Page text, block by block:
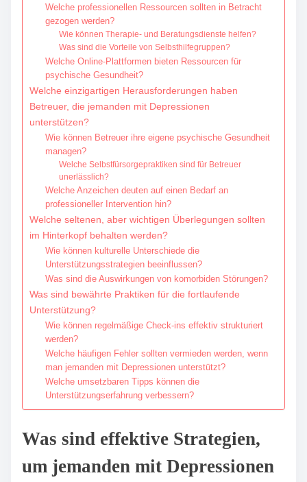
Welche professionellen Ressourcen sollten in Betracht
gezogen werden?
Wie können Therapie- und Beratungsdienste helfen?
Was sind die Vorteile von Selbsthilfegruppen?
Welche Online-Plattformen bieten Ressourcen für
psychische Gesundheit?
Welche einzigartigen Herausforderungen haben
Betreuer, die jemanden mit Depressionen
unterstützen?
Wie können Betreuer ihre eigene psychische Gesundheit
managen?
Welche Selbstfürsorgepraktiken sind für Betreuer
unerlässlich?
Welche Anzeichen deuten auf einen Bedarf an
professioneller Intervention hin?
Welche seltenen, aber wichtigen Überlegungen sollten
im Hinterkopf behalten werden?
Wie können kulturelle Unterschiede die
Unterstützungsstrategien beeinflussen?
Was sind die Auswirkungen von komorbiden Störungen?
Was sind bewährte Praktiken für die fortlaufende
Unterstützung?
Wie können regelmäßige Check-ins effektiv strukturiert
werden?
Welche häufigen Fehler sollten vermieden werden, wenn
man jemanden mit Depressionen unterstützt?
Welche umsetzbaren Tipps können die
Unterstützungserfahrung verbessern?
Was sind effektive Strategien,
um jemanden mit Depressionen